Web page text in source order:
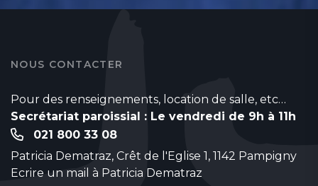
NOUS CONTACTER
Pour des renseignements, location de salle, etc…
Secrétariat paroissial : Le vendredi de 9h à 11h
021 800 33 08
Patricia Dematraz, Crêt de l'Eglise 1, 1142 Pampigny
Ecrire un mail à Patricia Dematraz